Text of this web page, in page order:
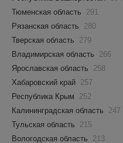
Тюменская область
291
Рязанская область
280
Тверская область
279
Владимирская область
266
Ярославская область
258
Хабаровский край 257
Республика Крым
252
Калининградская область
247
Тульская область
215
Вологодская область
213